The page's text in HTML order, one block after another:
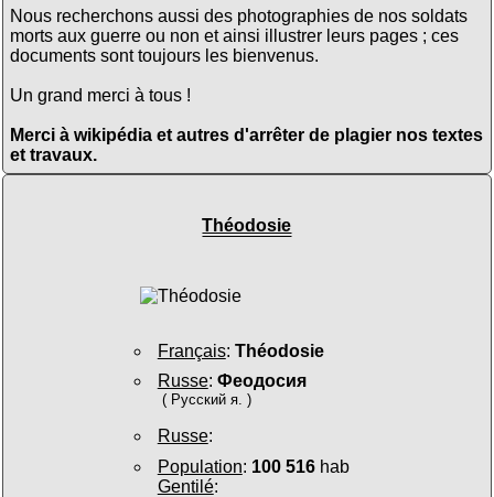
Nous recherchons aussi des photographies de nos soldats
morts aux guerre ou non et ainsi illustrer leurs pages ; ces
documents sont toujours les bienvenus.
Un grand merci à tous !
Merci à wikipédia et autres d'arrêter de plagier nos textes
et travaux.
Théodosie
Français: Théodosie
Russe: Феодосия
( Русский я. )
Russe:
Population: 100 516hab
Gentilé: